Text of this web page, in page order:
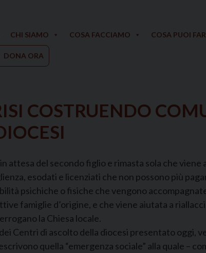
CHI SIAMO COSA FACCIAMO COSA PUOI
DONA ORA
COSTRUENDO
attesa del secondo figlio e rimasta sola che
esodati e licenziati che non possono più
psichiche o fisiche che vengono
famiglie d’origine, e che viene aiutata a
la Chiesa locale.
Centri di ascolto della diocesi presentato oggi,
quella “emergenza sociale” alla quale –